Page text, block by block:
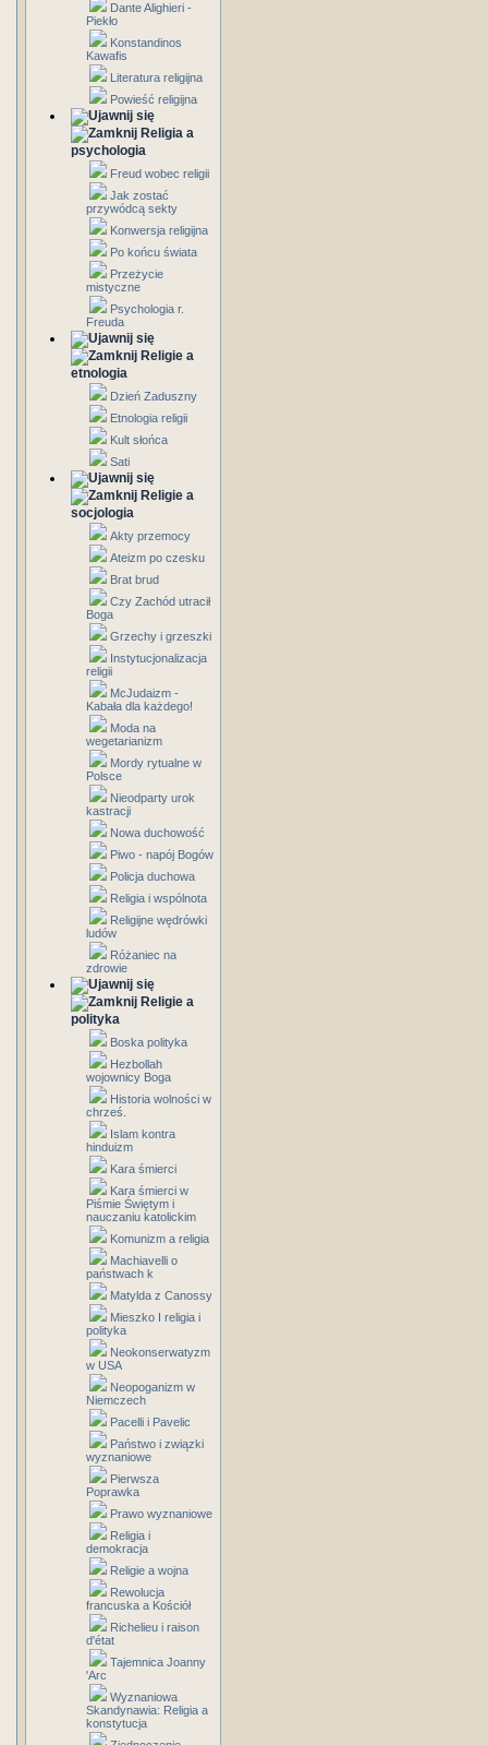
Dante Alighieri -
Piekło
Konstandinos
Kawafis
Literatura religijna
Powieść religijna
Religia a
psychologia
Freud wobec religii
Jak zostać
przywódcą sekty
Konwersja religijna
Po końcu świata
Przeżycie
mistyczne
Psychologia r.
Freuda
Religie a
etnologia
Dzień Zaduszny
Etnologia religii
Kult słońca
Sati
Religie a
socjologia
Akty przemocy
Ateizm po czesku
Brat brud
Czy Zachód utracił
Boga
Grzechy i grzeszki
Instytucjonalizacja
religii
McJudaizm -
Kabała dla każdego!
Moda na
wegetarianizm
Mordy rytualne w
Polsce
Nieodparty urok
kastracji
Nowa duchowość
Piwo - napój Bogów
Policja duchowa
Religia i wspólnota
Religijne wędrówki
ludów
Różaniec na
zdrowie
Religie a
polityka
Boska polityka
Hezbollah
wojownicy Boga
Historia wolności w
chrześ.
Islam kontra
hinduizm
Kara śmierci
Kara śmierci w
Piśmie Świętym i
nauczaniu katolickim
Komunizm a religia
Machiavelli o
państwach k
Matylda z Canossy
Mieszko I religia i
polityka
Neokonserwatyzm
w USA
Neopoganizm w
Niemczech
Pacelli i Pavelic
Państwo i związki
wyznaniowe
Pierwsza
Poprawka
Prawo wyznaniowe
Religia i
demokracja
Religie a wojna
Rewolucja
francuska a Kościół
Richelieu i raison
d'état
Tajemnica Joanny
'Arc
Wyznaniowa
Skandynawia: Religia a
konstytucja